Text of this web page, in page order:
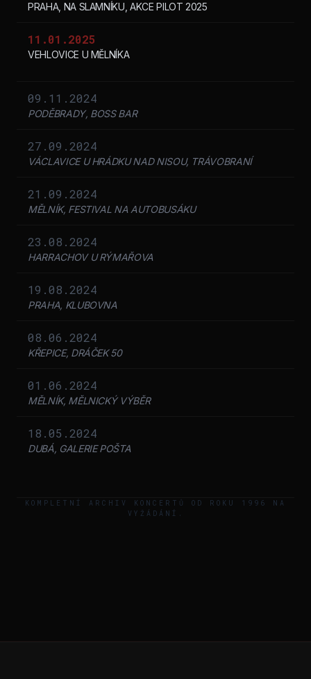
PRAHA, NA SLAMNÍKU, AKCE PILOT 2025
11.01.2025
VEHLOVICE U MĚLNÍKA
09.11.2024
PODĚBRADY, BOSS BAR
27.09.2024
VÁCLAVICE U HRÁDKU NAD NISOU, TRÁVOBRANÍ
21.09.2024
MĚLNÍK, FESTIVAL NA AUTOBUSÁKU
23.08.2024
HARRACHOV U RÝMAŘOVA
19.08.2024
PRAHA, KLUBOVNA
08.06.2024
KŘEPICE, DRÁČEK 50
01.06.2024
MĚLNÍK, MĚLNICKÝ VÝBĚR
18.05.2024
DUBÁ, GALERIE POŠTA
KOMPLETNÍ ARCHIV KONCERTŮ OD ROKU 1996 NA
VYŽÁDÁNÍ.